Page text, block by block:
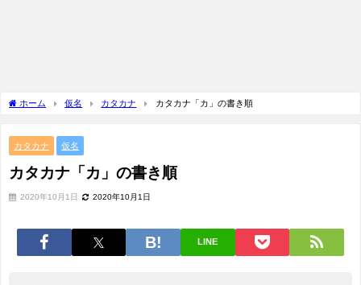
ホーム 仮名 カタカナ カタカナ「カ」の書き順
カタカナ 仮名
カタカナ「カ」の書き順
2020年10月1日 2020年10月1日
LINE